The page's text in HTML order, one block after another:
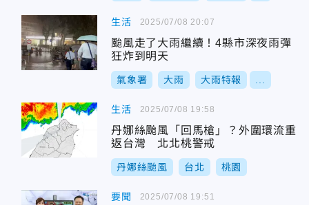
生活
颱風走了大雨繼續！4縣市深夜雨彈
狂炸到明天
氣象署 大雨 大雨特報
2025/07/08 20:07
生活
丹娜絲颱風「回馬槍」？外圍環流重
返台灣 北北桃警戒
丹娜絲颱風 台北 桃園
2025/07/08 19:58
要聞 2025/07/08 19:51